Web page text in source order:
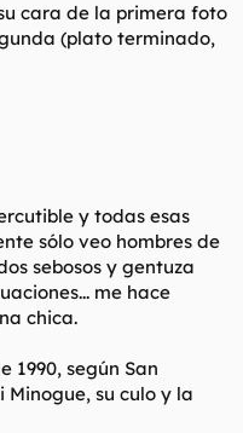
cara de la primera foto
(plato terminado,
y todas esas
sólo veo hombres de
sebosos y gentuza
me hace
chica.
1990, según San
Minogue, su culo y la